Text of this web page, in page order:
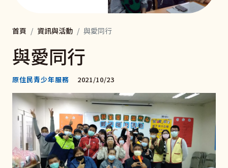
首頁 資訊與活動 與愛同行
與愛同行
原住民青少年服務 2021/10/23